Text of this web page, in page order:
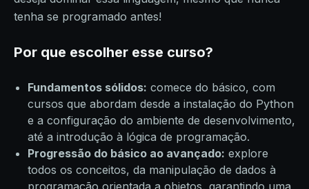
tenha se programado antes!
Por que escolher esse curso?
Fundamentos sólidos: comece do básico, com
cursos que abordam desde a instalação do Python
e a configuração do ambiente de desenvolvimento,
até a introdução à lógica de programação.
Progressão do básico ao avançado: explore
todos os conceitos, da manipulação de dados à
programação orientada a objetos, garantindo uma